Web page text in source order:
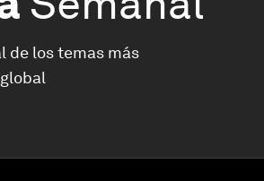
de los temas más